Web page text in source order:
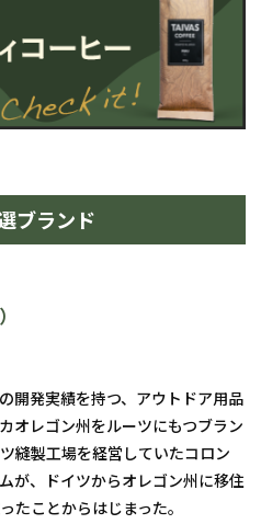
ブランド
開発実績を持つ、アウトドア用品
オレゴン州をルーツにもつブラン
縫製工場を経営していたコロン
が、ドイツからオレゴン州に移住
たことからはじまった。